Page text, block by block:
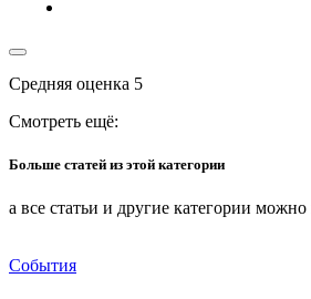
Средняя оценка 5
Смотреть ещё:
Больше статей из этой категории
а все статьи и другие категории
События